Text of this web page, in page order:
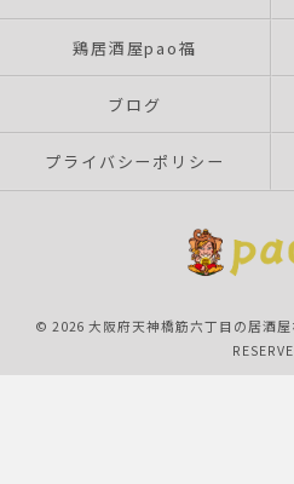
鶏居酒屋pao福
ブログ
プライバシーポリシー
© 2026 大阪府天神橋筋六丁目の居酒